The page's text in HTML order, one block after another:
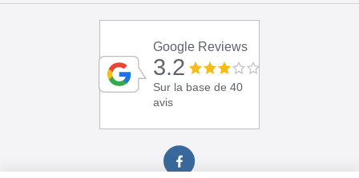
Google Reviews
3.2
Sur la base de 40
avis